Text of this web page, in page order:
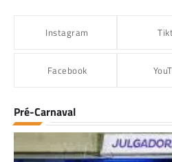
Instagram
Facebook
Pré-Carnaval